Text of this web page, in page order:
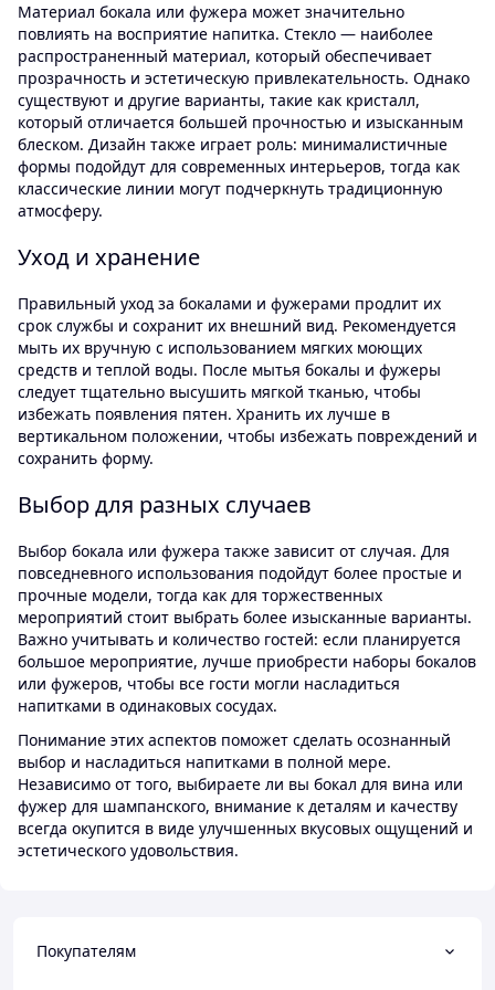
Материал бокала или фужера может значительно
повлиять на восприятие напитка. Стекло — наиболее
распространенный материал, который обеспечивает
прозрачность и эстетическую привлекательность. Однако
существуют и другие варианты, такие как кристалл,
который отличается большей прочностью и изысканным
блеском. Дизайн также играет роль: минималистичные
формы подойдут для современных интерьеров, тогда как
классические линии могут подчеркнуть традиционную
атмосферу.
Уход и хранение
Правильный уход за бокалами и фужерами продлит их
срок службы и сохранит их внешний вид. Рекомендуется
мыть их вручную с использованием мягких моющих
средств и теплой воды. После мытья бокалы и фужеры
следует тщательно высушить мягкой тканью, чтобы
избежать появления пятен. Хранить их лучше в
вертикальном положении, чтобы избежать повреждений и
сохранить форму.
Выбор для разных случаев
Выбор бокала или фужера также зависит от случая. Для
повседневного использования подойдут более простые и
прочные модели, тогда как для торжественных
мероприятий стоит выбрать более изысканные варианты.
Важно учитывать и количество гостей: если планируется
большое мероприятие, лучше приобрести наборы бокалов
или фужеров, чтобы все гости могли насладиться
напитками в одинаковых сосудах.
Понимание этих аспектов поможет сделать осознанный
выбор и насладиться напитками в полной мере.
Независимо от того, выбираете ли вы бокал для вина или
фужер для шампанского, внимание к деталям и качеству
всегда окупится в виде улучшенных вкусовых ощущений и
эстетического удовольствия.
Покупателям